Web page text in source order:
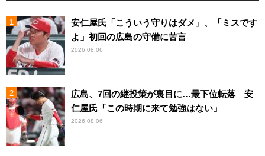
安仁屋氏「こういう守りはダメ」、「ミスです
よ」初回の広島の守備に苦言
2026.08.06
広島、7回の継投策が裏目に…最下位転落 安
仁屋氏「この時期に来て勉強はない」
2026.08.06